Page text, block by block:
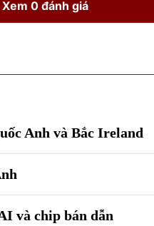
Xem 0 đánh giá
Anh và Bắc Ireland
và chip bán dẫn